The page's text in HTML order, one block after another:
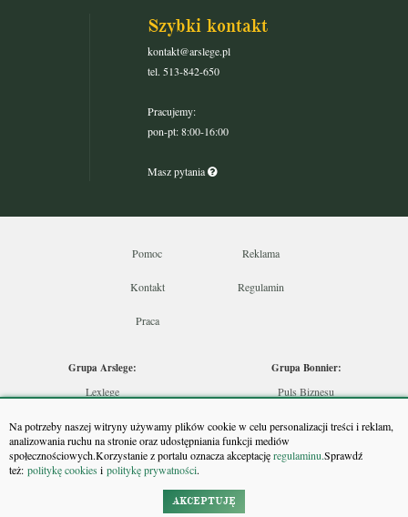
Na potrzeby naszej witryny używamy plików cookie w celu personalizacji treści i reklam,
analizowania ruchu na stronie oraz udostępniania funkcji mediów
społecznościowych.Korzystanie z portalu oznacza akceptacjęregulaminu.Sprawdź
też: politykę cookiesi politykę prywatności.
AKCEPTUJĘ
Szybki kontakt
kontakt@arslege.pl
tel. 513-842-650
Pracujemy:
pon-pt: 8:00-16:00
Masz pytania
Pomoc Reklama
Kontakt Regulamin
Praca
Grupa Arslege:
Lexlege
Skarbowcy
Urzędnik
Rzeczoznawca
Grupa Bonnier:
Puls Biznesu
Puls Medycyny
Monitor Firm